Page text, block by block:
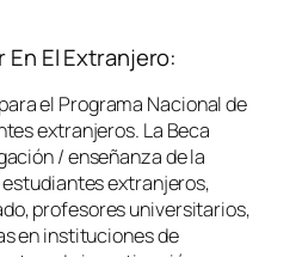
En El Extranjero:
el Programa Nacional de
extranjeros. La Beca
/ enseñanza de la
extranjeros,
profesores universitarios,
en instituciones de